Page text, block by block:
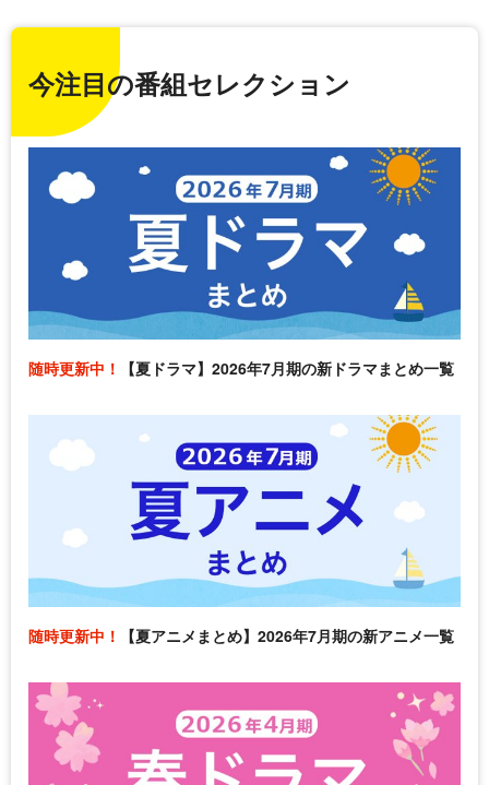
今注目の番組セレクション
随時更新中！ 【夏ドラマ】2026年7月期の新ドラマまとめ一覧
随時更新中！ 【夏アニメまとめ】2026年7月期の新アニメ一覧